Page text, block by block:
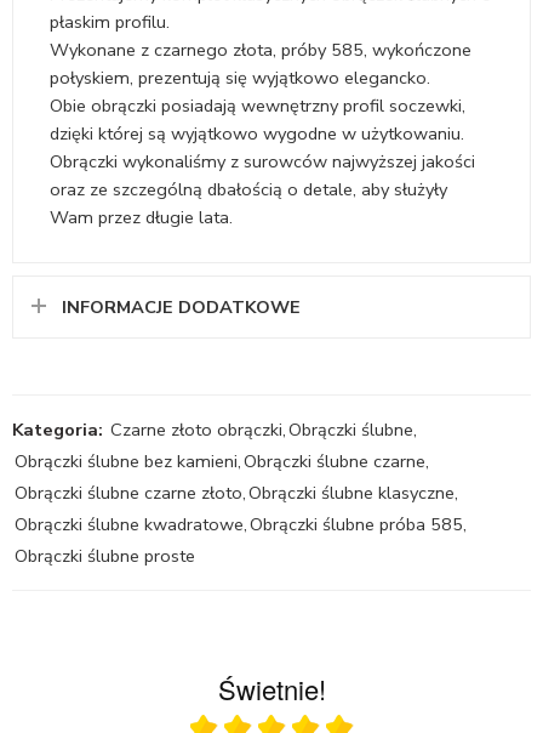
płaskim profilu.
Wykonane z czarnego złota, próby 585, wykończone
połyskiem, prezentują się wyjątkowo elegancko.
Obie obrączki posiadają wewnętrzny profil soczewki,
dzięki której są wyjątkowo wygodne w użytkowaniu.
Obrączki wykonaliśmy z surowców najwyższej jakości
oraz ze szczególną dbałością o detale, aby służyły
Wam przez długie lata.
INFORMACJE DODATKOWE
Kategoria: Czarne złoto obrączki,Obrączki ślubne,
Obrączki ślubne bez kamieni,Obrączki ślubne czarne,
Obrączki ślubne czarne złoto,Obrączki ślubne klasyczne,
Obrączki ślubne kwadratowe,Obrączki ślubne próba 585,
Obrączki ślubne proste
Świetnie!